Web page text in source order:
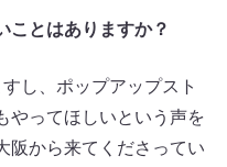
とはありますか？
し、ポップアップスト
やってほしいという声を
阪から来てくださってい